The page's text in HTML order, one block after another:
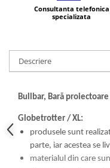
Lampi LED auto dedicate
Lampi Fata cu Bec &
Lampi Spate cu Bec &
Seturi Lampi Spate Triple
Lumini de Zi, DRL
Proiectoare de lucru si
Consultanta telefonica
specializata
Descriere
Bullbar, Bară
Globetrotter / XL:
produsele sunt
parte, iar acestea se
materialul din care